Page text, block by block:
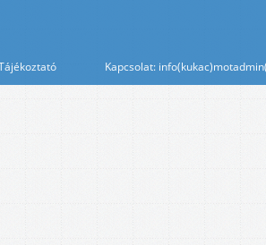
Tájékoztató Kapcsolat: